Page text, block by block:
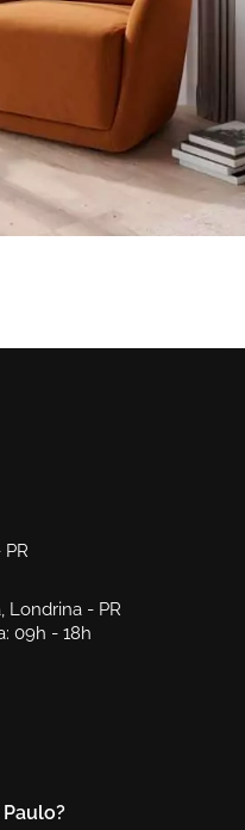
Londrina - PR
09h - 18h